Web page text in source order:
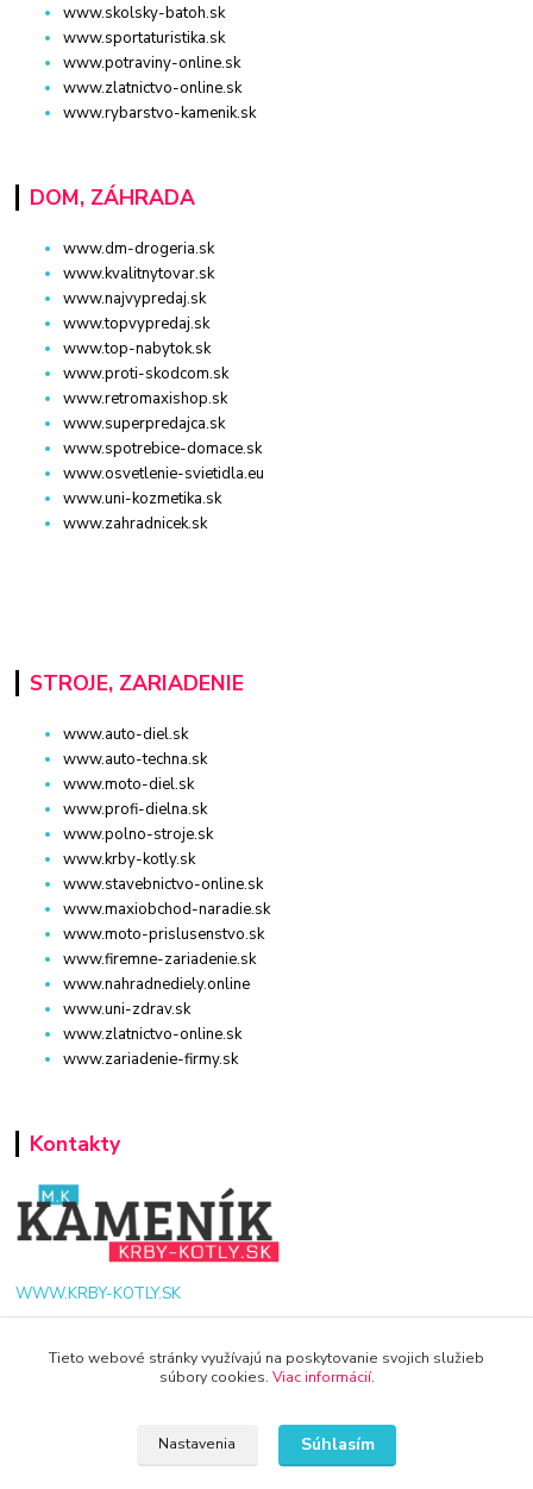
www.skolsky-batoh.sk
www.sportaturistika.sk
www.potraviny-online.sk
www.zlatnictvo-online.sk
www.rybarstvo-kamenik.sk
DOM, ZÁHRADA
www.dm-drogeria.sk
www.kvalitnytovar.sk
www.najvypredaj.sk
www.topvypredaj.sk
www.top-nabytok.sk
www.proti-skodcom.sk
www.retromaxishop.sk
www.superpredajca.sk
www.spotrebice-domace.sk
www.osvetlenie-svietidla.eu
www.uni-kozmetika.sk
www.zahradnicek.sk
STROJE, ZARIADENIE
www.auto-diel.sk
www.auto-techna.sk
www.moto-diel.sk
www.profi-dielna.sk
www.polno-stroje.sk
www.krby-kotly.sk
www.stavebnictvo-online.sk
www.maxiobchod-naradie.sk
www.moto-prislusenstvo.sk
www.firemne-zariadenie.sk
www.nahradnediely.online
www.uni-zdrav.sk
www.zlatnictvo-online.sk
www.zariadenie-firmy.sk
Kontakty
WWW.KRBY-KOTLY.SK
Tieto webové stránky využívajú na poskytovanie svojich služieb
súbory cookies. Viac informácií.
Nastavenia Súhlasím